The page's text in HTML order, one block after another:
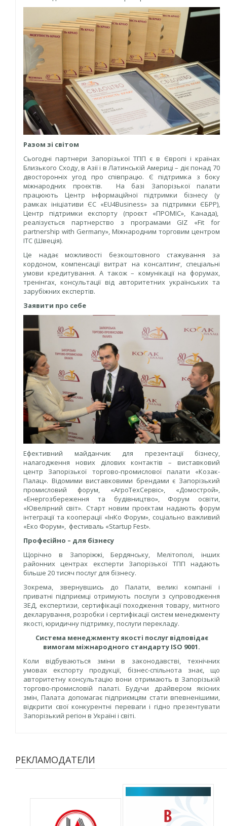
Разом зі світом
Сьогодні партнери Запорізької ТПП є в Європі і країнах
Близького Сходу, в Азії і в Латинській Америці – діє понад 70
двосторонніх угод про співпрацю. Є підтримка з боку
міжнародних проєктів. На базі Запорізької палати
працюють Центр інформаційної підтримки бізнесу (у
рамках ініціативи ЄС «EU4Business» за підтримки ЄБРР),
Центр підтримки експорту (проєкт «ПРОМІС», Канада),
реалізується партнерство з програмами GIZ «Fit for
partnership with Germany», Міжнародним торговим центром
ITC (Швеція).
Це надає можливості безкоштовного стажування за
кордоном, компенсації витрат на консалтинг, спеціальні
умови кредитування. А також – комунікації на форумах,
тренінгах, консультації від авторитетних українських та
зарубіжних експертів.
Заявити про себе
Ефективний майданчик для презентації бізнесу,
налагодження нових ділових контактів – виставковий
центр Запорізької торгово-промислової палати «Козак-
Палац». Відомими виставковими брендами є Запорізький
промисловий форум, «АгроТехСервіс», «Домострой»,
«Енергозбереження та будівництво», Форум освіти,
«Ювелірний світ». Старт новим проєктам надають форум
інтеграції та кооперації «ІнКо Форум», соціально важливий
«Еко Форум», фестиваль «Startup Fest».
Професійно – для бізнесу
Щорічно в Запоріжжі, Бердянську, Мелітополі, інших
районних центрах експерти Запорізької ТПП надають
більше 20 тисяч послуг для бізнесу.
Зокрема, звернувшись до Палати, великі компанії і
приватні підприємці отримують послуги з супроводження
ЗЕД, експертизи, сертифікації походження товару, митного
декларування, розробки і сертифікації систем менеджменту
якості, юридичну підтримку, послуги перекладу.
Система менеджменту якості послуг відповідає
вимогам міжнародного стандарту ISO 9001.
Коли відбуваються зміни в законодавстві, технічних
умовах експорту продукції, бізнес-спільнота знає, що
авторитетну консультацію вони отримають в Запорізькій
торгово-промисловій палаті. Будучи драйвером якісних
змін, Палата допомагає підприємцям стати впевненішими,
відкрити свої конкурентні переваги і гідно презентувати
Запорізький регіон в Україні і світі.
РЕКЛАМОДАТЕЛИ